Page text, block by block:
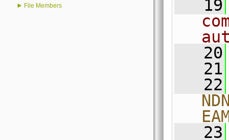
► File Members
   19
   20
   21
   22
   23